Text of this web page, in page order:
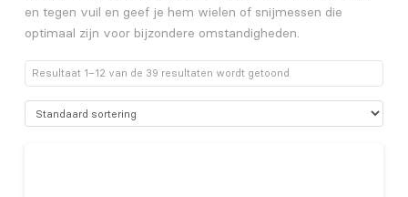
en tegen vuil en geef je hem wielen of snijmessen die
optimaal zijn voor bijzondere omstandigheden.
Resultaat 1–12 van de 39 resultaten wordt getoond